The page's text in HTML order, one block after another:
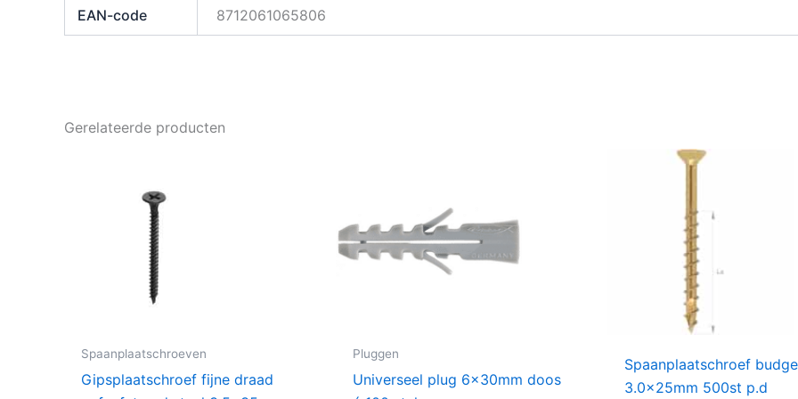
EAN-code 8712061065806
Gerelateerde producten
Spaanplaatschroeven
Gipsplaatschroef fijne draad
Pluggen
Universeel plug 6x30mm doos
Spaanplaatschroef
3.0x25mm 500st p.d